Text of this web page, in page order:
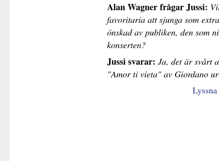
Alan Wagner frågar Jussi:
favoritaria att sjunga som
önskad av publiken, den som
konserten?
Jussi svarar: Ja, det är svårt
"Amor ti vieta" av Giordano